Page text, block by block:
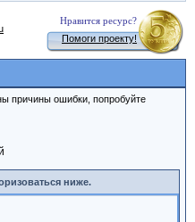
Нравится ресурс?
Помоги проекту!
причины ошибки, попробуйте
ниже.